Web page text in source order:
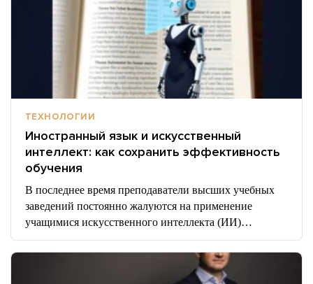
ТЕХНОЛОГИИ
Иностранный язык и искусственный
интеллект: как сохранить эффективность
обучения
В последнее время преподаватели высших учебных
заведений постоянно жалуются на применение
учащимися искусственного интеллекта (ИИ)…